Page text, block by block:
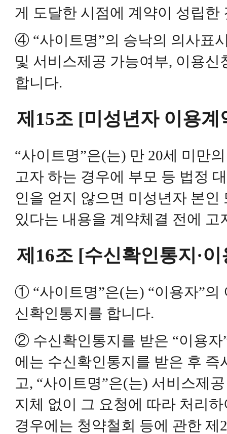
게 도달한 시점에 계약이 성립한
④ “사이트명”의 승낙의 의사표
및 서비스제공 가능여부, 이용
합니다.
제15조 [미성년자 이용
“사이트명”은(는) 만 20세 미만
고자 하는 경우에 부모 등 법정
인을 얻지 않으면 미성년자 본
있다는 내용을 계약체결 전에
제16조 [수신확인통지·
① “사이트명”은(는) “이용자”의
신확인통지를 합니다.
② 수신확인통지를 받은 “이용
에는 수신확인통지를 받은 후
고, “사이트명”은(는) 서비스제
지체 없이 그 요청에 따라 처리
경우에는 청약철회 등에 관한 제